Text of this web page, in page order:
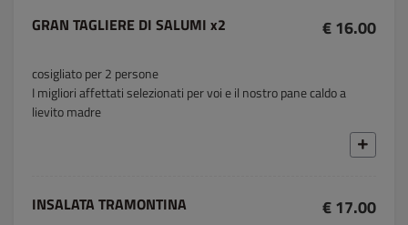
GRAN TAGLIERE DI SALUMI x2 € 16.00
cosigliato per 2 persone
I migliori affettati selezionati per voi e il nostro pane caldo a
lievito madre
INSALATA TRAMONTINA € 17.00